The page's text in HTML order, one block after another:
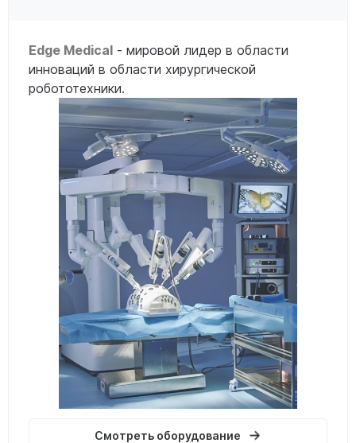
Edge Medical - мировой лидер в области
инноваций в области хирургической
робототехники.
Смотреть оборудование